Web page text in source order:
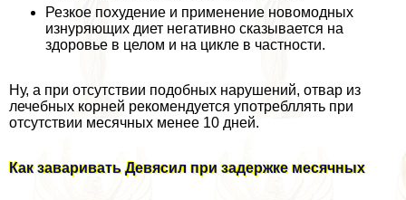
Резкое похудение и применение новомодных
изнуряющих диет негативно сказывается на
здоровье в целом и на цикле в частности.
Ну, а при отсутствии подобных нарушений, отвар из
лечебных корней рекомендуется употрeбллять при
отсутствии мecячных менее 10 дней.
Как заваривать Девясил при задержке мecячных